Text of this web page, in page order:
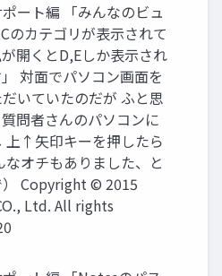
ート編 「みんなのビュ
のカテゴリが表示されて
開くとD,Eしか表示され
対面でパソコン画面を
いていたのだが ふと思
問者さんのパソコンに
上↑矢印キーを押したら
なオチもありました、と
） Copyright © 2015
Ltd. All rights